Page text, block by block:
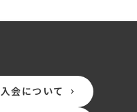
入会について keyboard_arrow_right